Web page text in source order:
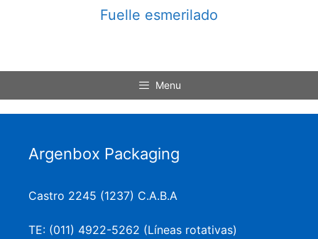
Fuelle esmerilado
Menu
Argenbox Packaging
Castro 2245 (1237) C.A.B.A
TE: (011) 4922-5262 (Líneas rotativas)